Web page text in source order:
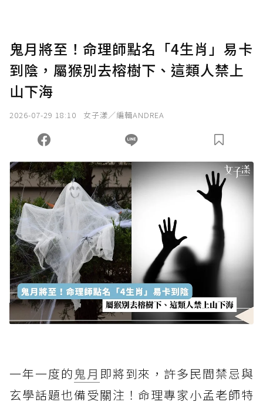
確認送出
您當前剩餘 U 利點數：0點；前往 購買點數
鬼月將至！命理師點名「4生肖」易卡
到陰，屬猴別去榕樹下、這類人禁上
山下海
2026-07-29 18:10 女子漾／編輯ANDREA
一年一度的 鬼月 即將到來，許多民間禁忌與
玄學話題也備受關注！命理專家小孟老師特